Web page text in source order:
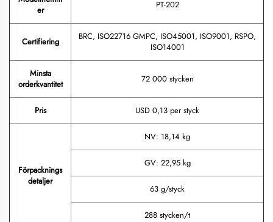
er
PT-202
Certifiering
BRC, ISO22716 GMPC, ISO45001, ISO9001, RSPO,
ISO14001
Minsta
orderkvantitet
72 000 stycken
Pris USD 0,13 per styck
Förpacknings
detaljer
NV: 18,14 kg
GV: 22,95 kg
63 g/styck
288 stycken/t